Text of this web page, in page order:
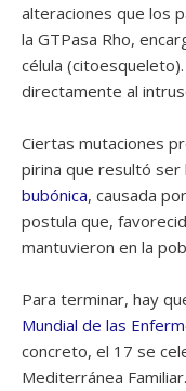
alteraciones que los
la GTPasa Rho,
célula
directamente al
Ciertas mutaciones
pirina que resultó ser
bubónica, causada
postula que,
mantuvieron en la
Para terminar, hay
Mundial de las
concreto, el 17 se
Mediterránea